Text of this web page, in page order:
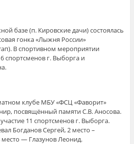
базе (п. Кировские дачи) состоялась
гонка «Лыжня России»
В спортивном мероприятии
спортсменов г. Выборга и
клубе МБУ «ФСЦ «Фаворит»
посвящённый памяти С.В. Аносова.
11 спортсменов г. Выборга.
Богданов Сергей, 2 место –
— Глазунов Леонид.